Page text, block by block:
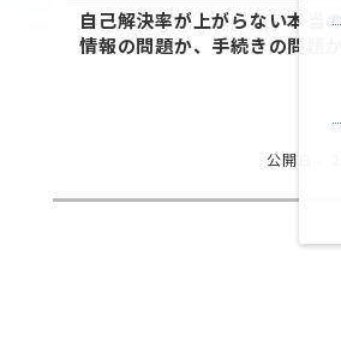
自己解決率が上がらない本当
情報の問題か、手続きの問題か
公開日：